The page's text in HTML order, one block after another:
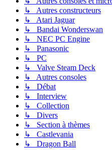
↳ Autres constructeurs
↳ Atari Jaguar
↳ Bandai Wonderswan
↳ NEC PC Engine
↳ Panasonic
↳ PC
↳ Valve Steam Deck
↳ Autres consoles
↳ Débat
↳ Interview
↳ Collection
↳ Divers
↳ Section à thèmes
↳ Castlevania
↳ Dragon Ball